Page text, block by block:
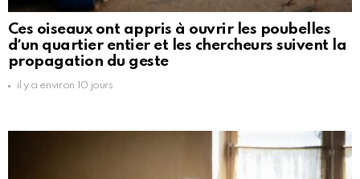
Ces oiseaux ont appris à ouvrir les poubelles
dʼun quartier entier et les chercheurs suivent la
propagation du geste
il y a environ 10 jours